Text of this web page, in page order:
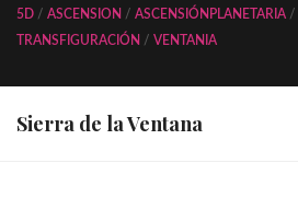
5D / ASCENSION / ASCENSIÓNPLANETARIA /
TRANSFIGURACIÓN / VENTANIA
Sierra de la Ventana